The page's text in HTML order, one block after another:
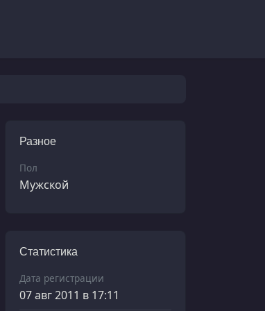
Разное
Пол
Мужской
Статистика
Дата регистрации
07 авг 2011 в 17:11